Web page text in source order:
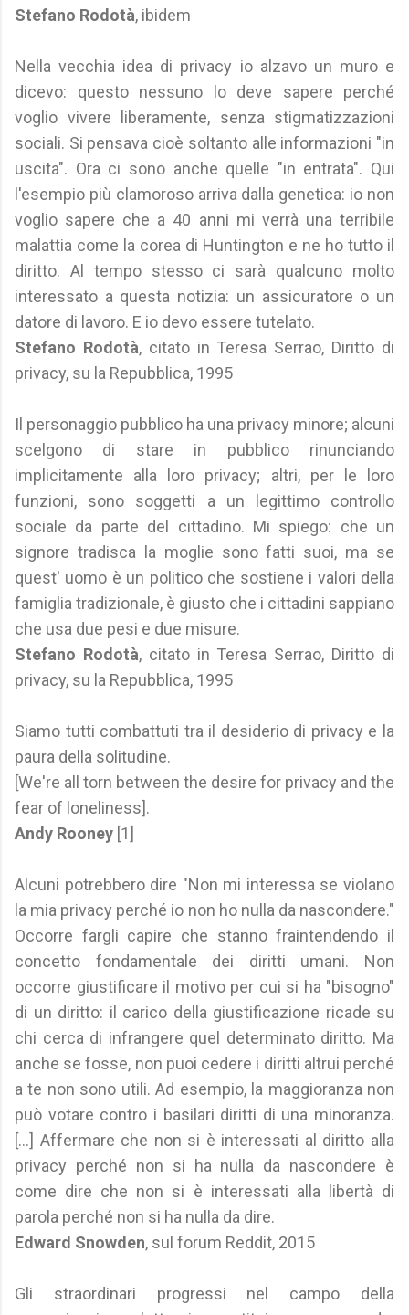
Stefano Rodotà, ibidem
Nella vecchia idea di privacy io alzavo un muro e
dicevo: questo nessuno lo deve sapere perché
voglio vivere liberamente, senza stigmatizzazioni
sociali. Si pensava cioè soltanto alle informazioni "in
uscita". Ora ci sono anche quelle "in entrata". Qui
l'esempio più clamoroso arriva dalla genetica: io non
voglio sapere che a 40 anni mi verrà una terribile
malattia come la corea di Huntington e ne ho tutto il
diritto. Al tempo stesso ci sarà qualcuno molto
interessato a questa notizia: un assicuratore o un
datore di lavoro. E io devo essere tutelato.
Stefano Rodotà, citato in Teresa Serrao, Diritto di
privacy, su la Repubblica, 1995
Il personaggio pubblico ha una privacy minore; alcuni
scelgono di stare in pubblico rinunciando
implicitamente alla loro privacy; altri, per le loro
funzioni, sono soggetti a un legittimo controllo
sociale da parte del cittadino. Mi spiego: che un
signore tradisca la moglie sono fatti suoi, ma se
quest' uomo è un politico che sostiene i valori della
famiglia tradizionale, è giusto che i cittadini sappiano
che usa due pesi e due misure.
Stefano Rodotà, citato in Teresa Serrao, Diritto di
privacy, su la Repubblica, 1995
Siamo tutti combattuti tra il desiderio di privacy e la
paura della solitudine.
[We're all torn between the desire for privacy and the
fear of loneliness].
Andy Rooney [1]
Alcuni potrebbero dire "Non mi interessa se violano
la mia privacy perché io non ho nulla da nascondere."
Occorre fargli capire che stanno fraintendendo il
concetto fondamentale dei diritti umani. Non
occorre giustificare il motivo per cui si ha "bisogno"
di un diritto: il carico della giustificazione ricade su
chi cerca di infrangere quel determinato diritto. Ma
anche se fosse, non puoi cedere i diritti altrui perché
a te non sono utili. Ad esempio, la maggioranza non
può votare contro i basilari diritti di una minoranza.
[...] Affermare che non si è interessati al diritto alla
privacy perché non si ha nulla da nascondere è
come dire che non si è interessati alla libertà di
parola perché non si ha nulla da dire.
Edward Snowden, sul forum Reddit, 2015
Gli straordinari progressi nel campo della